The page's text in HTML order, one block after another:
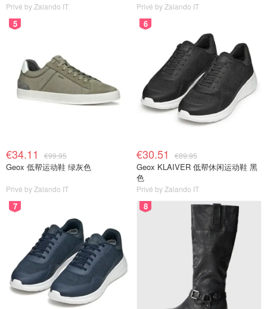
Privé by Zalando IT Privé by Zalando IT
5
€34.11 €99.95
Geox 低帮运动鞋 绿灰色
Privé by Zalando IT
6
€30.51 €89.95
Geox KLAIVER 低帮休闲运动鞋 黑
色
Privé by Zalando IT
7 8